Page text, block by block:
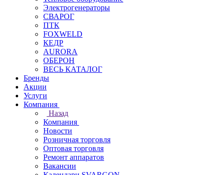
Электрогенераторы
СВАРОГ
ПТК
FOXWELD
КЕДР
AURORA
ОБЕРОН
ВЕСЬ КАТАЛОГ
Бренды
Акции
Услуги
Компания
Назад
Компания
Новости
Розничная торговля
Оптовая торговля
Ремонт аппаратов
Вакансии